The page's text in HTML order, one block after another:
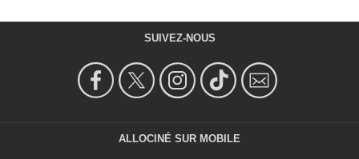
SUIVEZ-NOUS
ALLOCINÉ SUR MOBILE